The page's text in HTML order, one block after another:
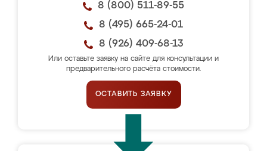
8 (800) 511-89-55
8 (495) 665-24-01
8 (926) 409-68-13
Или оставьте заявку на сайте для консультации и
предварительного расчёта стоимости.
ОСТАВИТЬ ЗАЯВКУ